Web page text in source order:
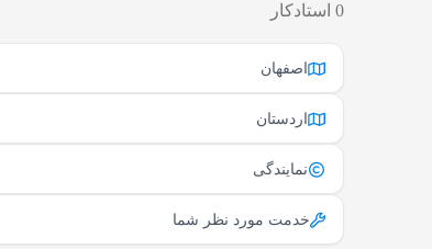
0 استادکار
اصفهان
اردستان
نمایندگی
خدمت مورد نظر شما